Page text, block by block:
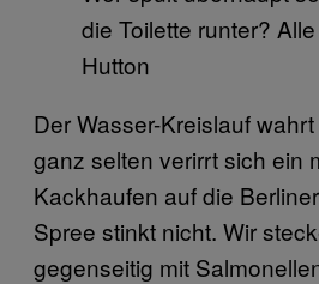
die Toilette runter?
Hutton
Der Wasser-Kreislauf
ganz selten verirrt sich ein
Kackhaufen auf die
Spree stinkt nicht. Wir
gegenseitig mit